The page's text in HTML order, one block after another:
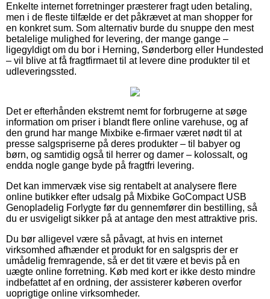
Enkelte internet forretninger præsterer fragt uden betaling,
men i de fleste tilfælde er det påkrævet at man shopper for
en konkret sum. Som alternativ burde du snuppe den mest
betalelige mulighed for levering, der mange gange –
ligegyldigt om du bor i Herning, Sønderborg eller Hundested
– vil blive at få fragtfirmaet til at levere dine produkter til et
udleveringssted.
Det er efterhånden ekstremt nemt for forbrugerne at søge
information om priser i blandt flere online varehuse, og af
den grund har mange Mixbike e-firmaer været nødt til at
presse salgspriserne på deres produkter – til babyer og
børn, og samtidig også til herrer og damer – kolossalt, og
endda nogle gange byde på fragtfri levering.
Det kan immervæk vise sig rentabelt at analysere flere
online butikker efter udsalg på Mixbike GoCompact USB
Genopladelig Forlygte før du gennemfører din bestilling, så
du er usvigeligt sikker på at antage den mest attraktive pris.
Du bør alligevel være så påvagt, at hvis en internet
virksomhed afhænder et produkt for en salgspris der er
umådelig fremragende, så er det tit være et bevis på en
uægte online forretning. Køb med kort er ikke desto mindre
indbefattet af en ordning, der assisterer køberen overfor
uoprigtige online virksomheder.